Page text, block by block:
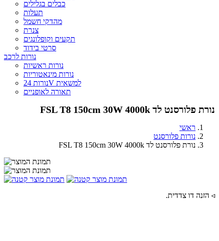
כבלים בגלילים
תעלות
מהדקי חשמל
צנרת
תקעים וקופלונגים
סרטי בידוד
נורות לרכב
נורות ראשיות
נורות מינאטוריות
נורות 24V למשאית
תאורה לאופניים
נורת פלורסנט לד FSL T8 150cm 30W 4000k
ראשי
נורות פלורסנט
נורת פלורסנט לד FSL T8 150cm 30W 4000k
◃ הזנה דו צדדית.